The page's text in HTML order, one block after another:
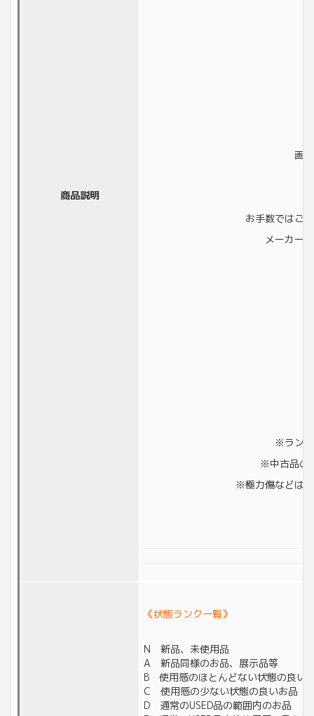
商品説明
画
お手数ではご
メーカー
※ランク
※中古品の
※極力傷などは
《状態ランク一覧》
N 新品、未使用品
A 新品同様のお品、展示品等
B 使用感のほとんどない状態の良い
C 使用感の少ない状態の良いお品
D 通常のUSED品の範囲内のお品